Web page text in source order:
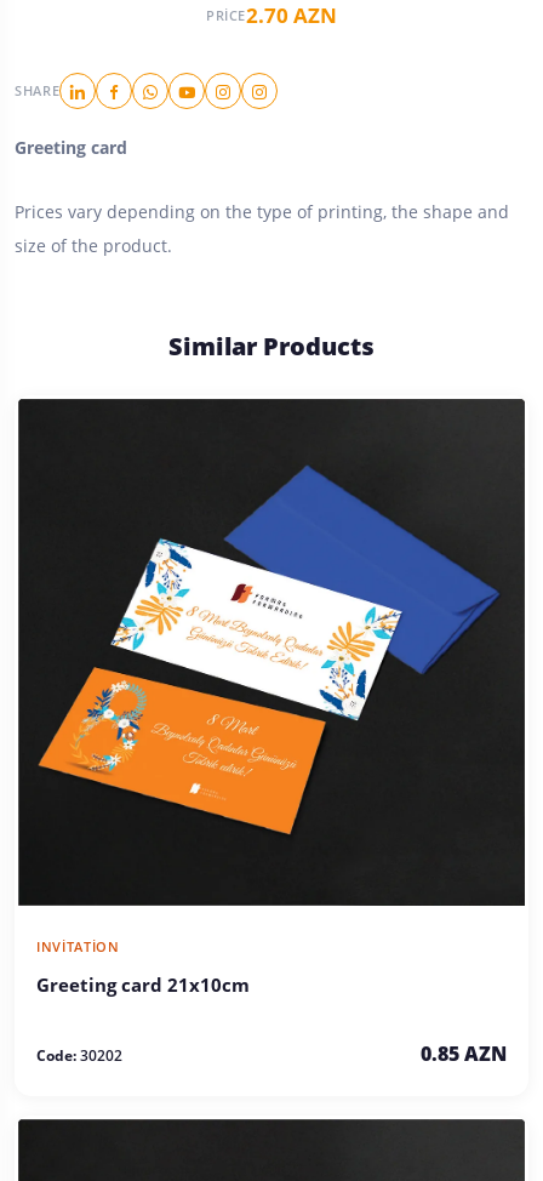
PRICE2.70 AZN
SHARE
Greeting card
Prices vary depending on the type of printing, the shape and
size of the product.
Similar Products
INVITATION
Greeting card 21x10cm
Code:30202 0.85 AZN